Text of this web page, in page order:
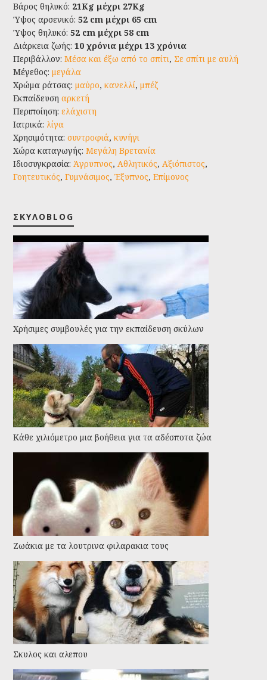
Βάρος θηλυκό: 21Kg μέχρι 27Kg
Ύψος αρσενικό:52 cm μέχρι 65 cm
Ύψος θηλυκό:52 cm μέχρι 58 cm
Διάρκεια ζωής:10 χρόνια μέχρι 13 χρόνια
Περιβάλλον:Μέσα και έξω από το σπίτι, Σε σπίτι με αυλή
Μέγεθος:μεγάλα
Χρώμα ράτσας:μαύρο,κανελλί,μπέζ
Εκπαίδευση αρκετή
Περιποίηση:ελάχιστη
Ιατρικά: λίγα
Χρησιμότητα:συντροφιά,κυνήγι
Χώρα καταγωγής:Μεγάλη Βρετανία
Ιδιοσυγκρασία:Άγρυπνος,Αθλητικός,Αξιόπιστος,
Γοητευτικός,Γυμνάσιμος,Έξυπνος,Επίμονος
ΣΚΥΛΟBLOG
Χρήσιμες συμβουλές για την εκπαίδευση σκύλων
Kάθε χιλιόμετρο μια βοήθεια για τα αδέσποτα ζώα
Ζωάκια με τα λουτρινα φιλαρακια τους
Σκυλος και αλεπου